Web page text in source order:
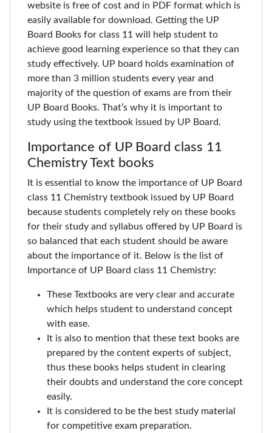
website is free of cost and in PDF format which is
easily available for download. Getting the UP
Board Books for class 11 will help student to
achieve good learning experience so that they can
study effectively. UP board holds examination of
more than 3 million students every year and
majority of the question of exams are from their
UP Board Books. That’s why it is important to
study using the textbook issued by UP Board.
Importance of UP Board class 11
Chemistry Text books
It is essential to know the importance of UP Board
class 11 Chemistry textbook issued by UP Board
because students completely rely on these books
for their study and syllabus offered by UP Board is
so balanced that each student should be aware
about the importance of it. Below is the list of
Importance of UP Board class 11 Chemistry:
These Textbooks are very clear and accurate
which helps student to understand concept
with ease.
It is also to mention that these text books are
prepared by the content experts of subject,
thus these books helps student in clearing
their doubts and understand the core concept
easily.
It is considered to be the best study material
for competitive exam preparation.